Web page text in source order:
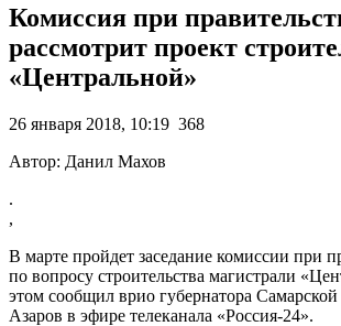
Комиссия при
рассмотрит проект
«Центральной»
26 января 2018, 10:19 368
Автор: Данил Махов
.
,
В марте пройдет заседание комиссии при
по вопросу строительства магистрали
этом сообщил врио губернатора
Азаров в эфире телеканала «Россия-24».